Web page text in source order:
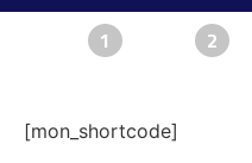
1 2
[mon_shortcode]